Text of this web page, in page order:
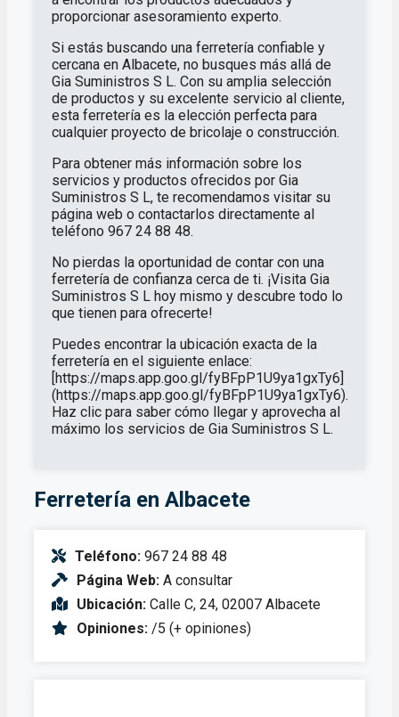
proporcionar asesoramiento experto.
Si estás buscando una ferretería confiable y
cercana en Albacete, no busques más allá de
Gia Suministros S L. Con su amplia selección
de productos y su excelente servicio al cliente,
esta ferretería es la elección perfecta para
cualquier proyecto de bricolaje o construcción.
Para obtener más información sobre los
servicios y productos ofrecidos por Gia
Suministros S L, te recomendamos visitar su
página web o contactarlos directamente al
teléfono 967 24 88 48.
No pierdas la oportunidad de contar con una
ferretería de confianza cerca de ti. ¡Visita Gia
Suministros S L hoy mismo y descubre todo lo
que tienen para ofrecerte!
Puedes encontrar la ubicación exacta de la
ferretería en el siguiente enlace:
[https://maps.app.goo.gl/fyBFpP1U9ya1gxTy6]
(https://maps.app.goo.gl/fyBFpP1U9ya1gxTy6).
Haz clic para saber cómo llegar y aprovecha al
máximo los servicios de Gia Suministros S L.
Ferretería en Albacete
Teléfono: 967 24 88 48
Página Web: A consultar
Ubicación: Calle C, 24, 02007 Albacete
Opiniones: /5 (+ opiniones)